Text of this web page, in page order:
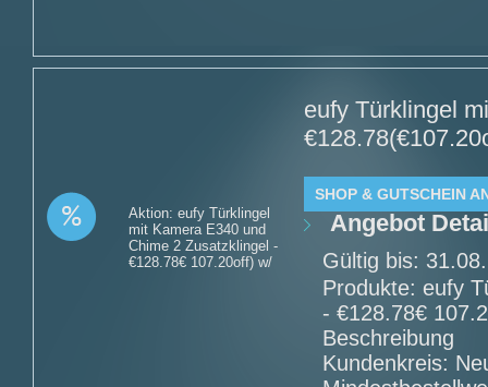
Aktion: eufy Türklingel
mit Kamera E340 und
Chime 2 Zusatzklingel -
€128.78€ 107.20off) w/
eufy Türklingel
SHOP & GUTSCHEIN
Angebot
Gültig bis:
Produkte: eufy
- €128.78€
Beschreibung
Kundenkreis: